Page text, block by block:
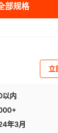
部规格
立
以内
年3月